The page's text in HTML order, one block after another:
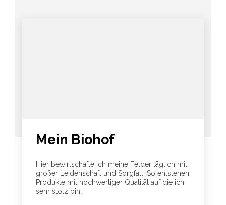
Mein Biohof
Hier bewirtschafte ich meine Felder täglich mit
großer Leidenschaft und Sorgfalt. So entstehen
Produkte mit hochwertiger Qualität auf die ich
sehr stolz bin.